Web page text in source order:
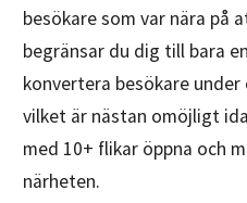
besökare som var nära på
begränsar du dig till bara
konvertera besökare
vilket är nästan omöjligt
med 10+ flikar öppna och
närheten.